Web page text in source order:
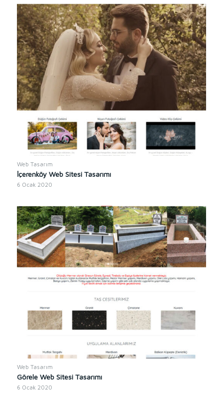
Web Tasarım
İçerenköy Web Sitesi Tasarımı
6 Ocak 2020
Web Tasarım
Görele Web Sitesi Tasarımı
6 Ocak 2020